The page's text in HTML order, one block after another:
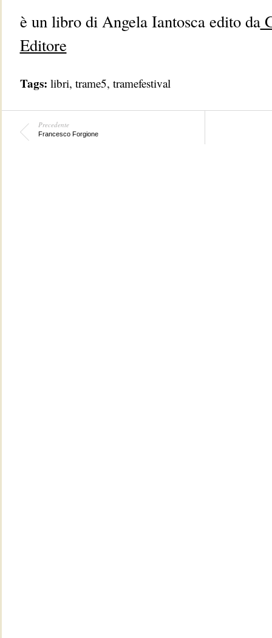
è un libro di Angela Iantosca edito da
Editore
Tags: libri, trame5, tramefestival
Precedente
Francesco Forgione